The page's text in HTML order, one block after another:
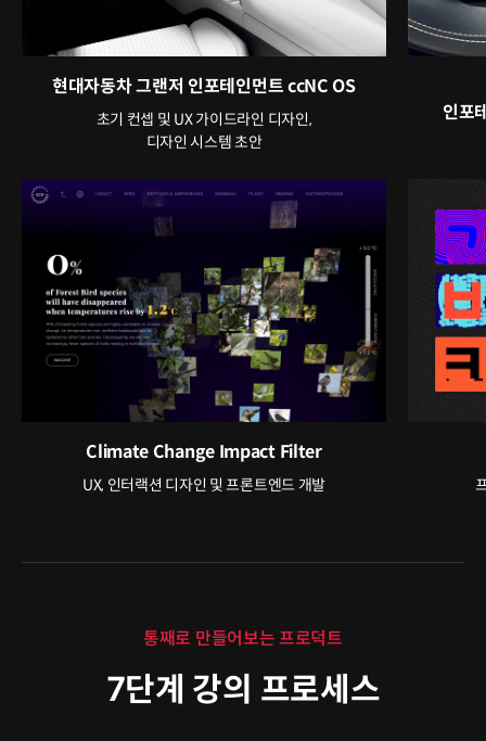
현대자동차 그랜저 인포테인먼트 ccNC OS
초기 컨셉 및 UX 가이드라인 디자인,
디자인 시스템 초안
인포
Climate Change Impact Filter
UX, 인터랙션 디자인 및 프론트엔드 개발
통째로 만들어보는 프로덕트
7단계 강의 프로세스